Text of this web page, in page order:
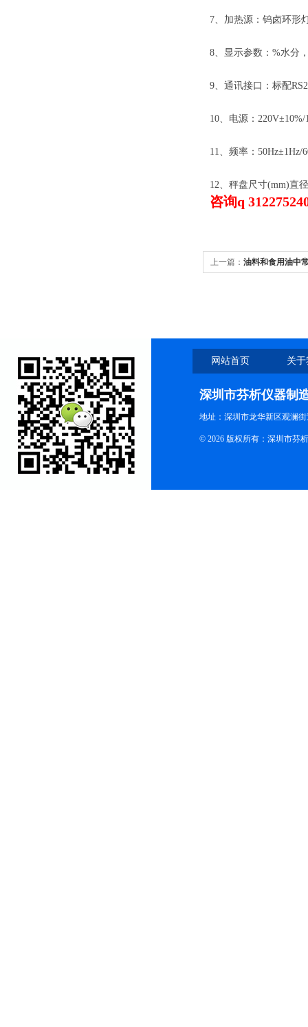
7、加热源：钨卤环形
8、显示参数：%水分
9、通讯接口：标配
10、电源：
11、频率：50Hz±1Hz/
12、秤盘尺寸(mm)直
咨询q
上一篇： 油料和食用油中
网站首页 关
深圳市芬析仪器制
地址：深圳市龙华新区观澜
© 2026 版权所有：深圳市芬